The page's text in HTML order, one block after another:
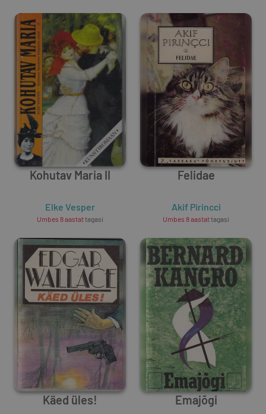
Kohutav Maria II
Elke Vesper
Umbes 8 aastattagasi
Felidae
Akif Pirincci
Umbes 8 aastattagasi
Käed üles! Emajõgi